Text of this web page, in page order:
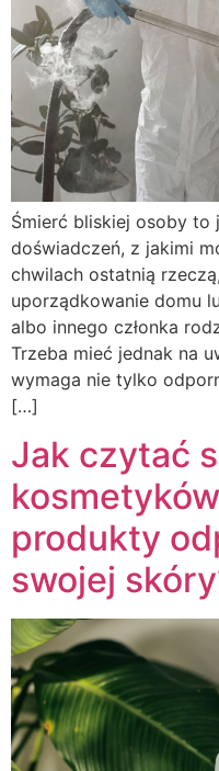
Śmierć bliskiej osoby to
doświadczeń, z jakimi
chwilach ostatnią
uporządkowanie domu
albo innego członka
Trzeba mieć jednak na
wymaga nie tylko
[…]
Jak czytać
produkty
swojej